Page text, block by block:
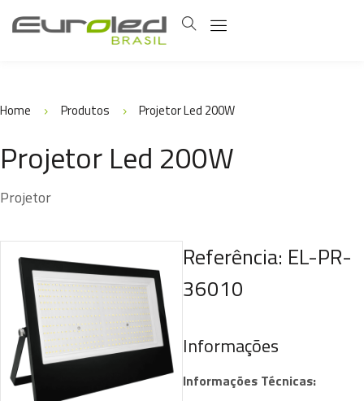
Home Produtos Projetor Led 200W
Projetor Led 200W
Projetor
Referência: EL-PR-
36010
Informações
Informações Técnicas: